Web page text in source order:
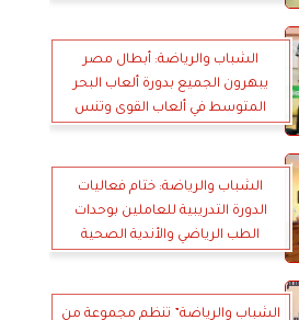
الشباب والرياضة: أبطال مصر
يبهرون الجميع بدورة ألعاب البحر
المتوسط في ألعاب القوى وتنس
الشباب والرياضة: ختام فعاليات
الدورة التدريبية للعاملين بوحدات
الطب الرياضي والأندية الصحية
الشباب والرياضة” تنظم مجموعة من